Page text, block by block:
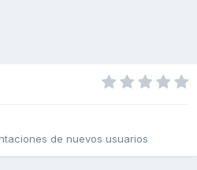
de nuevos usuarios